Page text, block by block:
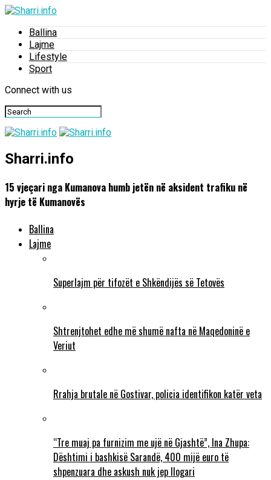
Ballina
Lajme
Lifestyle
Sport
Connect with us
Sharri.info
15 vjeçari nga Kumanova humb jetën në aksident trafiku në
hyrje të Kumanovës
Ballina
Lajme
Superlajm për tifozët e Shkëndijës së Tetovës
Shtrenjtohet edhe më shumë nafta në Maqedoninë e
Veriut
Rrahja brutale në Gostivar, policia identifikon katër veta
“Tre muaj pa furnizim me ujë në Gjashtë”, Ina Zhupa:
Dështimi i bashkisë Sarandë, 400 mijë euro të
shpenzuara dhe askush nuk jep llogari